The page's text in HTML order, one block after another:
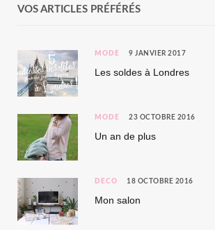
VOS ARTICLES PRÉFÉRÉS
MODE 9 JANVIER 2017
Les soldes à Londres
MODE 23 OCTOBRE 2016
Un an de plus
DÉCO 18 OCTOBRE 2016
Mon salon